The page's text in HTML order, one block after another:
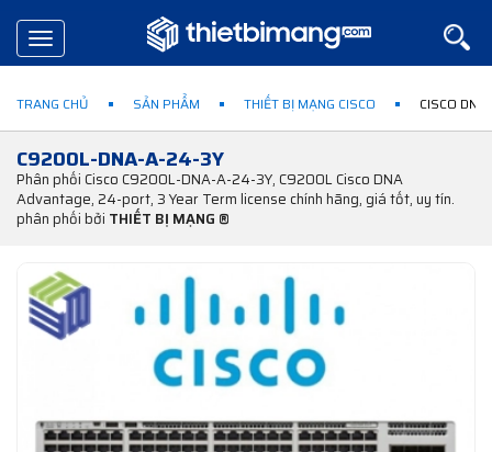
Toggle
navigation
TRANG CHỦ SẢN PHẨM THIẾT BỊ MẠNG CISCO CISCO DNA
C9200L-DNA-A-24-3Y
Phân phối Cisco C9200L-DNA-A-24-3Y, C9200L Cisco DNA
Advantage, 24-port, 3 Year Term license chính hãng, giá tốt, uy tín.
phân phối bởi THIẾT BỊ MẠNG ®